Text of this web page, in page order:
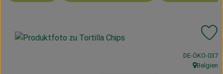
Ökokisten
,DE-ÖKO-037
, Herkunft:
Belgien